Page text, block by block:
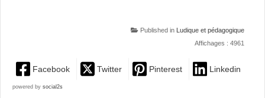
Published in
Ludique et pédagogique
Affichages : 4961
Facebook Twitter Pinterest Linkedin
powered by social2s